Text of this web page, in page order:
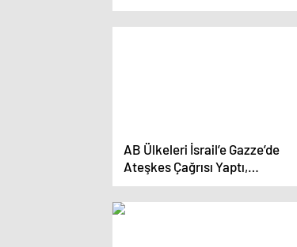
sanayicilerle buluştu
AB Ülkeleri İsrail’e Gazze’de
Ateşkes Çağrısı Yaptı,
Macaristan Katılmadı